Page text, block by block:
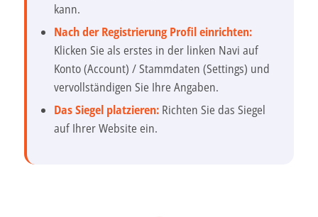
kann.
Nach der Registrierung Profil einrichten:
Klicken Sie als erstes in der linken Navi auf
Konto (Account) / Stammdaten (Settings) und
vervollständigen Sie Ihre Angaben.
Das Siegel platzieren:Richten Sie das Siegel
auf Ihrer Website ein.